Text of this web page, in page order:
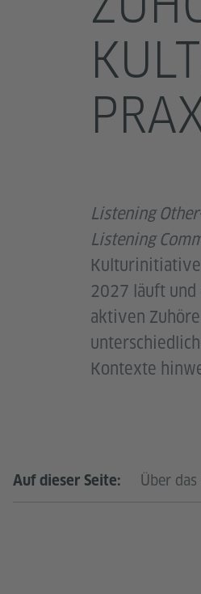
Listening
Listening
Kulturinitiative
2027 läuft und
aktiven
Kontexte
Auf dieser Seite: Über